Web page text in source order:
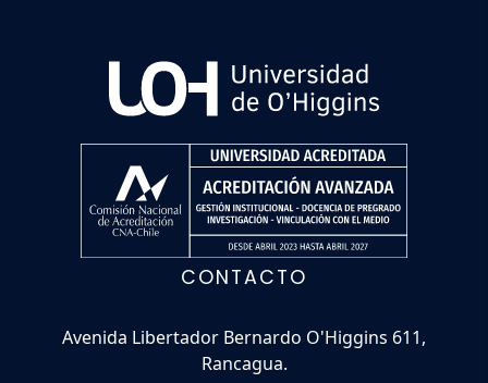
CONTACTO
Avenida Libertador Bernardo O'Higgins 611,
Rancagua.